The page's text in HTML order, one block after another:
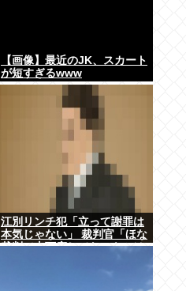
【画像】最近のJK、スカート
が短すぎるwww
江別リンチ犯「立って謝罪は
本気じゃない」 裁判官「ほな
裁判で土下座してないキミは